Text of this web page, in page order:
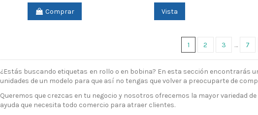
Comprar
Vista
1 2 3 … 7
¿Estás buscando etiquetas en rollo o en bobina? En esta sección encontrarás
unidades de un modelo para que así no tengas que volver a preocuparte de
Queremos que crezcas en tu negocio y nosotros ofrecemos la mayor variedad
ayuda que necesita todo comercio para atraer clientes.